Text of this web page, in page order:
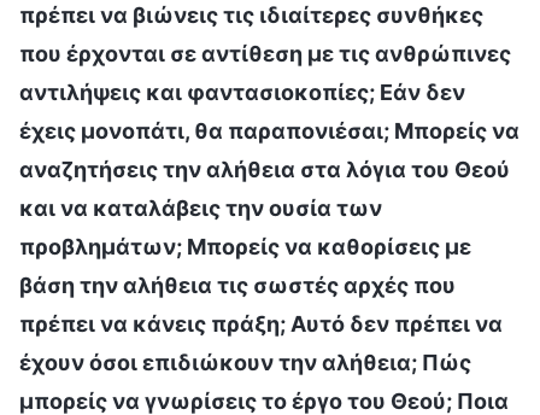
πρέπει να βιώνεις τις ιδιαίτερες συνθήκες
που έρχονται σε αντίθεση με τις ανθρώπινες
αντιλήψεις και φαντασιοκοπίες; Εάν δεν
έχεις μονοπάτι, θα παραπονιέσαι; Μπορείς να
αναζητήσεις την αλήθεια στα λόγια του Θεού
και να καταλάβεις την ουσία των
προβλημάτων; Μπορείς να καθορίσεις με
βάση την αλήθεια τις σωστές αρχές που
πρέπει να κάνεις πράξη; Αυτό δεν πρέπει να
έχουν όσοι επιδιώκουν την αλήθεια; Πώς
μπορείς να γνωρίσεις το έργο του Θεού; Ποια